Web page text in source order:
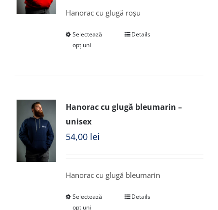
Hanorac cu glugă roșu
Selectează
opțiuni
Details
Hanorac cu glugă bleumarin –
unisex
54,00 lei
Hanorac cu glugă bleumarin
Selectează
opțiuni
Details